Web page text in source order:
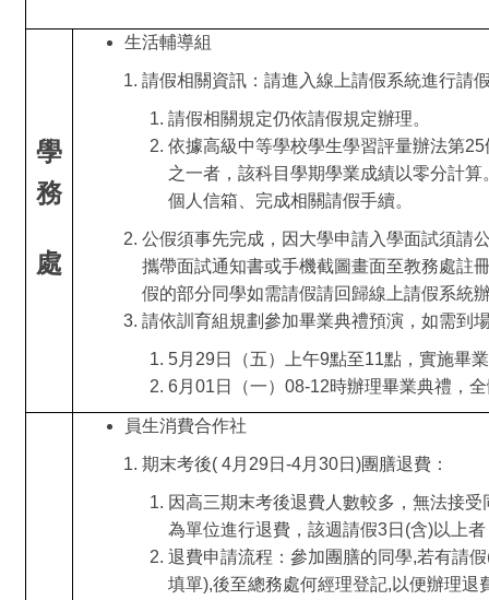
學
務
處
生活輔導組
請假相關資訊：請進入線上請假系統進行請
請假相關規定仍依請假規定辦理。
依據高級中等學校學生學習評量辦法第
之一者，該科目學期學業成績以零分計
個人信箱、完成相關請假手續。
公假須事先完成，因大學申請入學面試須請
攜帶面試通知書或手機截圖畫面至教務處註
假的部分同學如需請假請回歸線上請假系統
請依訓育組規劃參加畢業典禮預演，如需到
5月29日（五）上午9點至11點，實施畢
6月01日（一）08-12時辦理畢業典禮，
員生消費合作社
期末考後( 4月29日-4月30日)團膳退費：
因高三期末考後退費人數較多，無法接
為單位進行退費，該週請假3日(含)以上
退費申請流程：參加團膳的同學,若有請
填單),後至總務處何經理登記,以便辦理